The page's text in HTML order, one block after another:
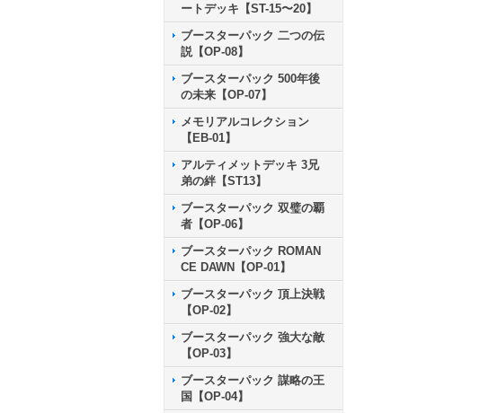
ートデッキ【ST-15〜20】
ブースターパック 二つの伝
説【OP-08】
ブースターパック 500年後
の未来【OP-07】
メモリアルコレクション
【EB-01】
アルティメットデッキ 3兄
弟の絆【ST13】
ブースターパック 双璧の覇
者【OP-06】
ブースターパック ROMAN
CE DAWN【OP-01】
ブースターパック 頂上決戦
【OP-02】
ブースターパック 強大な敵
【OP-03】
ブースターパック 謀略の王
国【OP-04】